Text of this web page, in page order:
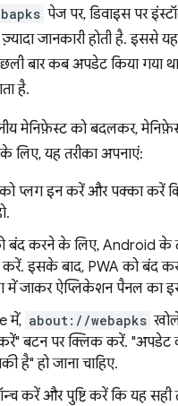
पेज पर, डिवाइस पर
जानकारी होती है. इससे
बार कब अपडेट किया गया
है.
मेनिफ़ेस्ट को बदलकर,
लिए, यह तरीका अपनाएं:
को प्लग इन करें और पक्का करें
बंद करने के लिए, Android के
करें. इसके बाद, PWA को बंद
में जाकर ऐप्लिकेशन पैनल का
में, about://webapks
बटन पर क्लिक करें. "अपडेट
है" हो जाना चाहिए.
करें और पुष्टि करें कि यह सही